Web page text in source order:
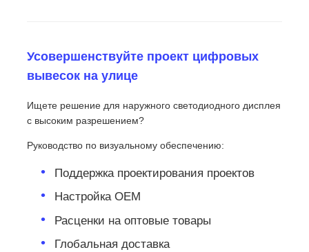
Усовершенствуйте проект цифровых
вывесок на улице
Ищете решение для наружного светодиодного дисплея
с высоким разрешением?
Руководство по визуальному обеспечению:
Поддержка проектирования проектов
Настройка OEM
Расценки на оптовые товары
Глобальная доставка